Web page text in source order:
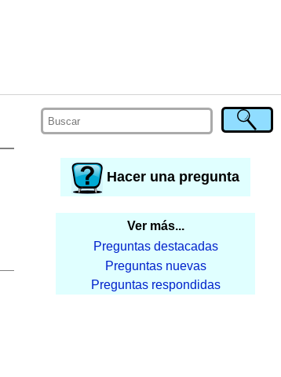
Hacer una pregunta
Ver más...
Preguntas destacadas
Preguntas nuevas
Preguntas respondidas